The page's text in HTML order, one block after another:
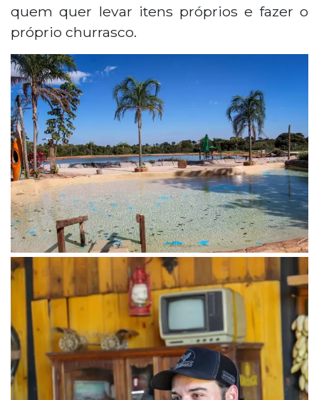
quem quer levar itens próprios e fazer o
próprio churrasco.